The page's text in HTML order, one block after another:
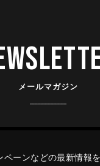
メールマガジン
ペーンなどの最新情報